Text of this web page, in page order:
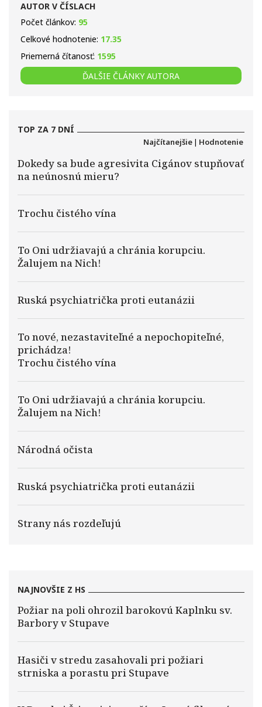
AUTOR V ČÍSLACH
Počet článkov: 95
Celkové hodnotenie: 17.35
Priemerná čítanosť: 1595
ĎALŠIE ČLÁNKY AUTORA
TOP ZA 7 DNÍ
Najčítanejšie | Hodnotenie
Dokedy sa bude agresivita Cigánov stupňovať
na neúnosnú mieru?
Trochu čistého vína
To Oni udržiavajú a chránia korupciu.
Žalujem na Nich!
Ruská psychiatrička proti eutanázii
To nové, nezastaviteľné a nepochopiteľné,
prichádza!
Trochu čistého vína
To Oni udržiavajú a chránia korupciu.
Žalujem na Nich!
Národná očista
Ruská psychiatrička proti eutanázii
Strany nás rozdeľujú
NAJNOVŠIE Z HS
Požiar na poli ohrozil barokovú Kaplnku sv.
Barbory v Stupave
Hasiči v stredu zasahovali pri požiari
strniska a porastu pri Stupave